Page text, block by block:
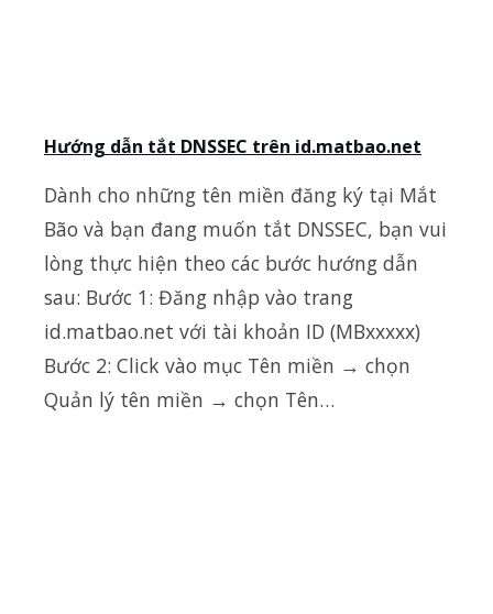
Hướng dẫn tắt DNSSEC trên id.matbao.net
Dành cho những tên miền đăng ký tại Mắt
Bão và bạn đang muốn tắt DNSSEC, bạn vui
lòng thực hiện theo các bước hướng dẫn
sau: Bước 1: Đăng nhập vào trang
id.matbao.net với tài khoản ID (MBxxxxx)
Bước 2: Click vào mục Tên miền → chọn
Quản lý tên miền → chọn Tên…